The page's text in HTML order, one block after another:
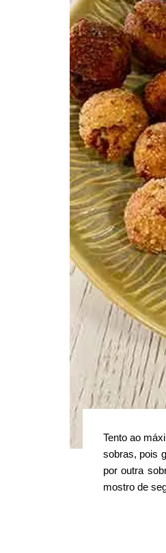
Tento ao
sobras, pois
por outra
mostro de